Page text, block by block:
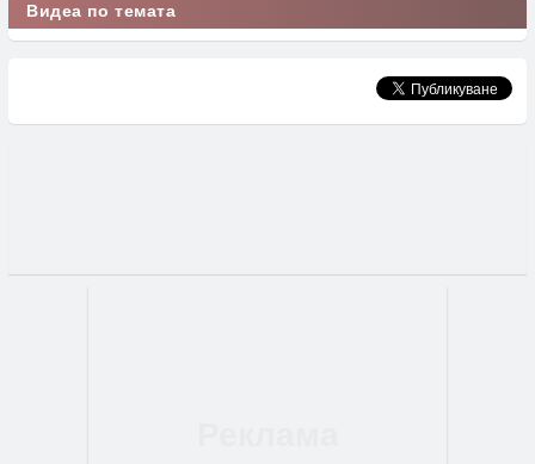
Видеа по темата